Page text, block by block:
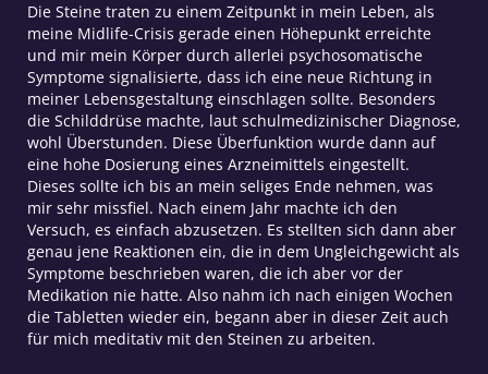
Die Steine traten zu einem Zeitpunkt in mein Leben, als
meine Midlife-Crisis gerade einen Höhepunkt erreichte
und mir mein Körper durch allerlei psychosomatische
Symptome signalisierte, dass ich eine neue Richtung in
meiner Lebensgestaltung einschlagen sollte. Besonders
die Schilddrüse machte, laut schulmedizinischer Diagnose,
wohl Überstunden. Diese Überfunktion wurde dann auf
eine hohe Dosierung eines Arzneimittels eingestellt.
Dieses sollte ich bis an mein seliges Ende nehmen, was
mir sehr missfiel. Nach einem Jahr machte ich den
Versuch, es einfach abzusetzen. Es stellten sich dann aber
genau jene Reaktionen ein, die in dem Ungleichgewicht als
Symptome beschrieben waren, die ich aber vor der
Medikation nie hatte. Also nahm ich nach einigen Wochen
die Tabletten wieder ein, begann aber in dieser Zeit auch
für mich meditativ mit den Steinen zu arbeiten.